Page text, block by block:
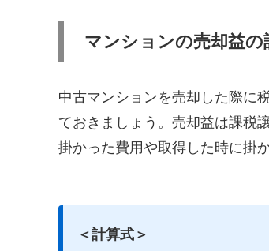
マンションの売却益の
中古マンションを売却した際に
ておきましょう。売却益は課税
掛かった費用や取得した時に掛
＜計算式＞